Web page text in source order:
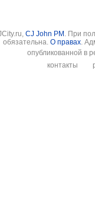
CJ John PM . При
обязательна. О правах.
опубликованной в
контакты